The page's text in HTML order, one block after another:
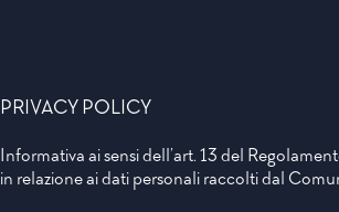
PRIVACY POLICY
Informativa ai sensi dell’art. 13 del
in relazione ai dati personali raccolti dal